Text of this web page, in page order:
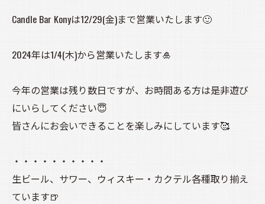
Candle Bar Konyは12/29(金)まで営業いたします🙂
2024年は1/4(木)から営業いたします🎍
今年の営業は残り数日ですが、お時間ある方は是非遊び
にいらしてください😇
皆さんにお会いできることを楽しみにしています🥰
・・・・・・・・・・
生ビール、サワー、ウィスキー・カクテル各種取り揃え
ています🍺